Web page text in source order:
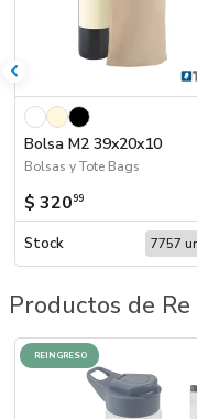
Bolsa M2 39x20x10
Bolsas y Tote Bags
$ 32099
Stock 7757
Productos de
REINGRESO